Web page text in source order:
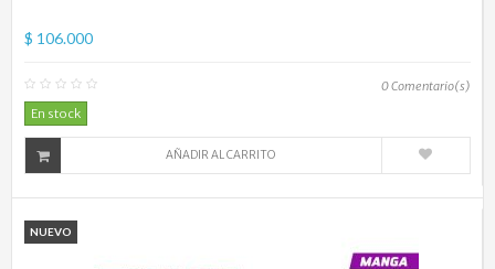
$ 106.000
0Comentario(s)
En stock
AÑADIR AL CARRITO
NUEVO